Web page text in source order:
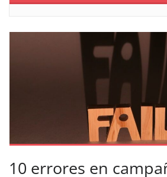
10 errores en